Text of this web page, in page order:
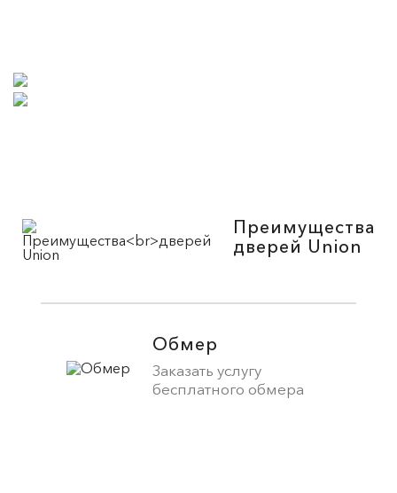
Преимущества
дверей Union
Обмер
Заказать услугу
бесплатного обмера